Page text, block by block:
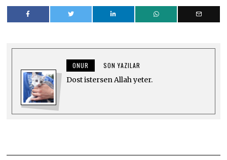
ONUR SON YAZILAR
Dost istersen Allah yeter.